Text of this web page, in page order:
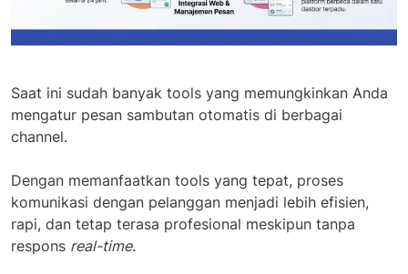
Saat ini sudah banyak tools yang memungkinkan Anda
mengatur pesan sambutan otomatis di berbagai
channel.
Dengan memanfaatkan tools yang tepat, proses
komunikasi dengan pelanggan menjadi lebih efisien,
rapi, dan tetap terasa profesional meskipun tanpa
respons real-time.